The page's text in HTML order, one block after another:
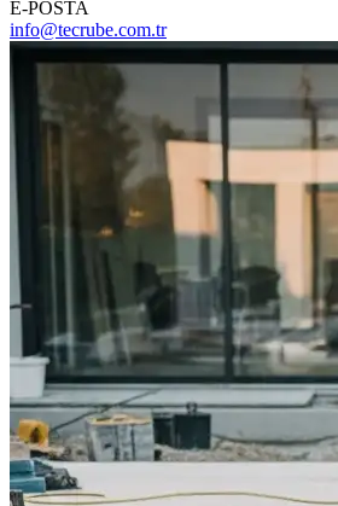
E-POSTA
info@tecrube.com.tr